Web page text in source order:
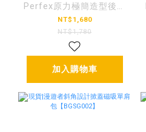
Perfex原力極簡造型後背
包
NT$1,680
NT$1,780
加入購物車